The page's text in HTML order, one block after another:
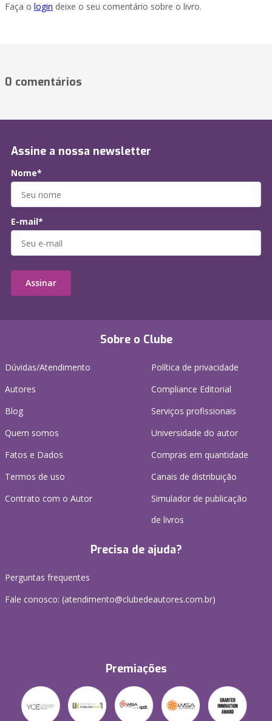
Faça o login deixe o seu comentário sobre o livro.
0 comentários
Sobre o Clube
Dúvidas/Atendimento
Autores
Blog
Quem somos
Fatos e Dados
Termos de uso
Contrato com o Autor
Política de privacidade
Compliance Editorial
Serviços profissionais
Universidade do autor
Compras em quantidade
Canais de distribuição
Simulador de publicação
de livros
Precisa de ajuda?
Perguntas frequentes
Fale conosco: (atendimento@clubedeautores.com.br)
Premiações
Assine a nossa newsletter
Nome*
E-mail*
Assinar